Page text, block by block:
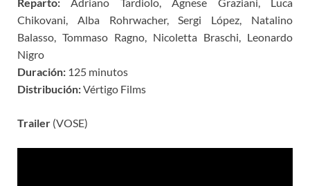
Chikovani, Alba Rohrwacher, Sergi López, Natalino
Balasso, Tommaso Ragno, Nicoletta Braschi, Leonardo
Nigro
Duración: 125 minutos
Distribución:Vértigo Films
Trailer (VOSE)